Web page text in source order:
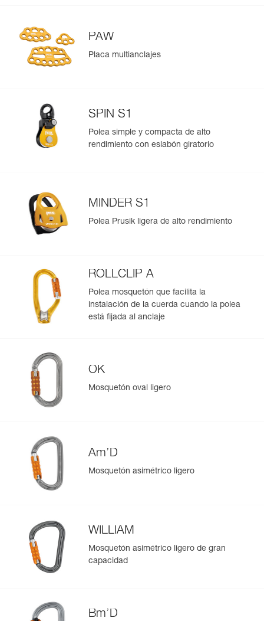
PAW
Placa multianclajes
SPIN S1
Polea simple y compacta de alto
rendimiento con eslabón giratorio
MINDER S1
Polea Prusik ligera de alto rendimiento
ROLLCLIP A
Polea mosquetón que facilita la
instalación de la cuerda cuando la polea
está fijada al anclaje
OK
Mosquetón oval ligero
Am’D
Mosquetón asimétrico ligero
WILLIAM
Mosquetón asimétrico ligero de gran
capacidad
Bm’D